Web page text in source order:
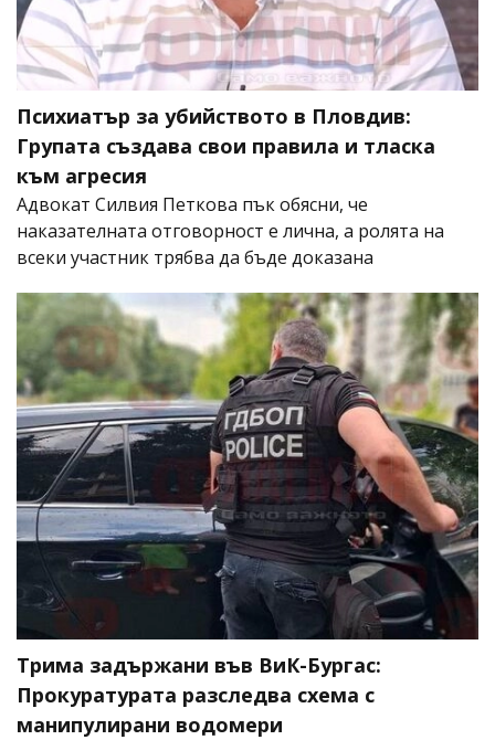
Психиатър за убийството в Пловдив:
Групата създава свои правила и тласка
към агресия
Адвокат Силвия Петкова пък обясни, че
наказателната отговорност е лична, а ролята на
всеки участник трябва да бъде доказана
Трима задържани във ВиК-Бургас:
Прокуратурата разследва схема с
манипулирани водомери